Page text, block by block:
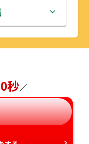
秒／